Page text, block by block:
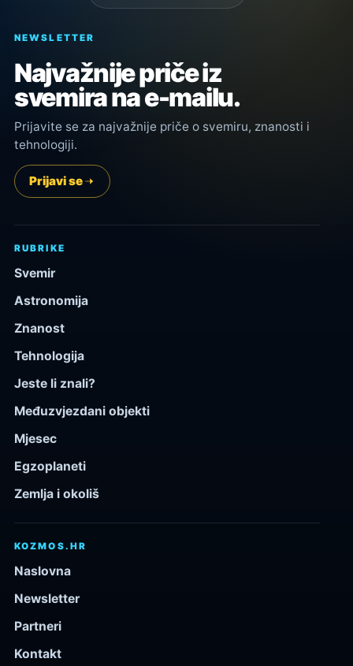
NEWSLETTER
Najvažnije priče iz
svemira na e-mailu.
Prijavite se za najvažnije priče o svemiru, znanosti i
tehnologiji.
Prijavi se
RUBRIKE
Svemir
Astronomija
Znanost
Tehnologija
Jeste li znali?
Međuzvjezdani objekti
Mjesec
Egzoplaneti
Zemlja i okoliš
KOZMOS.HR
Naslovna
Newsletter
Partneri
Kontakt